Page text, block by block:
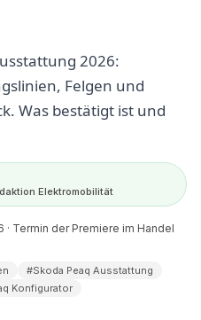
2026:
Felgen und
Was bestätigt ist und
Elektromobilität
Termin der Premiere im Handel
#Skoda Peaq Ausstattung
Konfigurator